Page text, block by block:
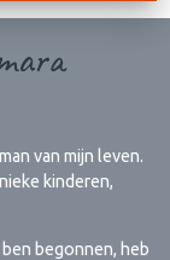
van mijn leven.
kinderen,
begonnen, heb